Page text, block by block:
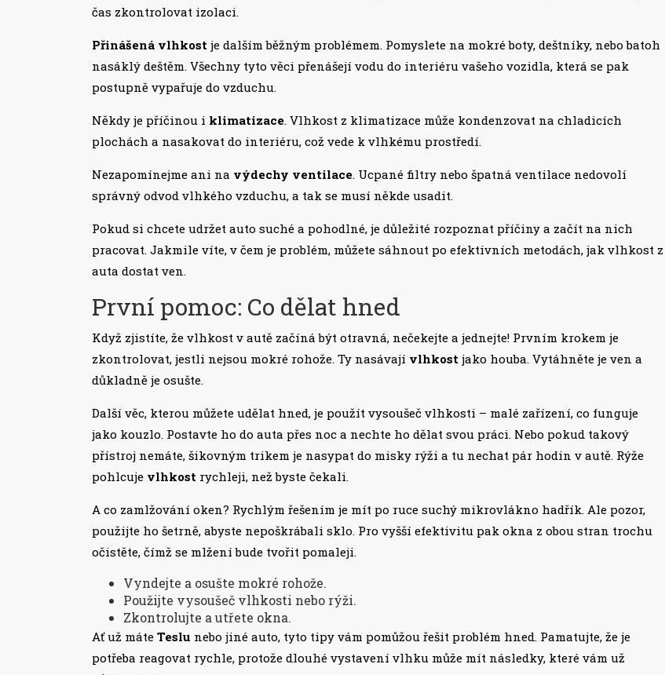
čas zkontrolovat izolaci.
Přinášená vlhkost je dalším běžným problémem. Pomyslete na mokré boty, deštníky, nebo batoh
nasáklý deštěm. Všechny tyto věci přenášejí vodu do interiéru vašeho vozidla, která se pak
postupně vypařuje do vzduchu.
Někdy je příčinou i klimatizace. Vlhkost z klimatizace může kondenzovat na chladicích
plochách a nasakovat do interiéru, což vede k vlhkému prostředí.
Nezapomínejme ani na výdechy ventilace. Ucpané filtry nebo špatná ventilace nedovolí
správný odvod vlhkého vzduchu, a tak se musí někde usadit.
Pokud si chcete udržet auto suché a pohodlné, je důležité rozpoznat příčiny a začít na nich
pracovat. Jakmile víte, v čem je problém, můžete sáhnout po efektivních metodách, jak vlhkost z
auta dostat ven.
První pomoc: Co dělat hned
Když zjistíte, že vlhkost v autě začíná být otravná, nečekejte a jednejte! Prvním krokem je
zkontrolovat, jestli nejsou mokré rohože. Ty nasávají vlhkost jako houba. Vytáhněte je ven a
důkladně je osušte.
Další věc, kterou můžete udělat hned, je použít vysoušeč vlhkosti – malé zařízení, co funguje
jako kouzlo. Postavte ho do auta přes noc a nechte ho dělat svou práci. Nebo pokud takový
přístroj nemáte, šikovným trikem je nasypat do misky rýži a tu nechat pár hodin v autě. Rýže
pohlcuje vlhkost rychleji, než byste čekali.
A co zamlžování oken? Rychlým řešením je mít po ruce suchý mikrovlákno hadřík. Ale pozor,
použijte ho šetrně, abyste nepoškrábali sklo. Pro vyšší efektivitu pak okna z obou stran trochu
očistěte, čímž se mlžení bude tvořit pomaleji.
Vyndejte a osušte mokré rohože.
Použijte vysoušeč vlhkosti nebo rýži.
Zkontrolujte a utřete okna.
Ať už máte Teslu nebo jiné auto, tyto tipy vám pomůžou řešit problém hned. Pamatujte, že je
potřeba reagovat rychle, protože dlouhé vystavení vlhku může mít následky, které vám už